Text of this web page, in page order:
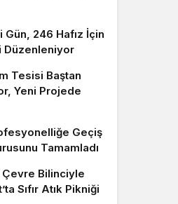
Gün, 246 Hafız İçin
Düzenleniyor
Tesisi Baştan
Yeni Projede
Geçiş
Tamamladı
Bilinciyle
Sıfır Atık Pikniği